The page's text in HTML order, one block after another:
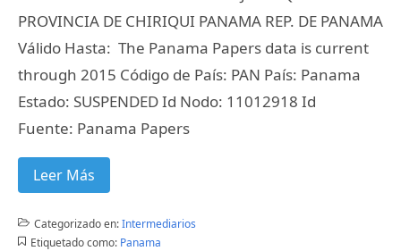
PROVINCIA DE CHIRIQUI PANAMA REP. DE PANAMA
Válido Hasta: The Panama Papers data is current
through 2015 Código de País: PAN País: Panama
Estado: SUSPENDED Id Nodo: 11012918 Id
Fuente: Panama Papers
Leer Más
Categorizado en:Intermediarios
Etiquetado como: Panama